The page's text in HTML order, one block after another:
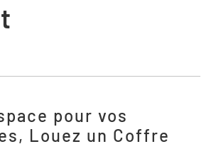
pour vos
Louez un Coffre